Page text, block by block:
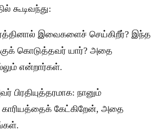
கூடிவந்து:
இவைகளைச் செய்கிறீர்? இந்த
கொடுத்தவர் யார்? அதை
என்றார்கள்.
பிரதியுத்தரமாக: நானும்
காரியத்தைக் கேட்கிறேன், அதை